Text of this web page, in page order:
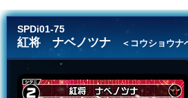
SPDi01-75
紅将 ナベノツナ ＜コウショウナ